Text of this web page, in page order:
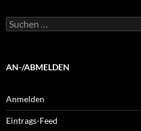
Suchen
nach:
AN-/ABMELDEN
Anmelden
Eintrags-Feed